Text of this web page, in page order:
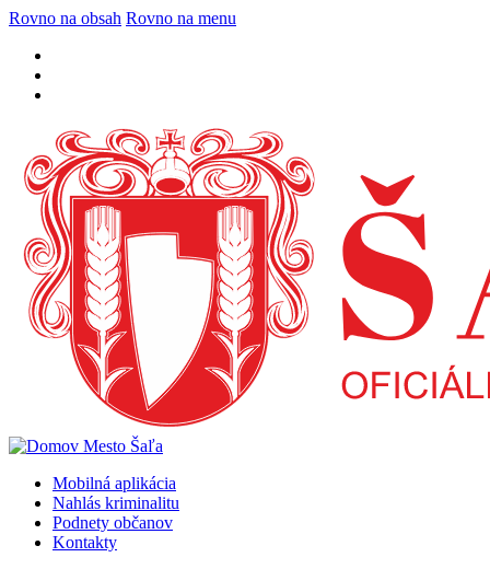
Rovno na obsah Rovno na menu
Mobilná aplikácia
Nahlás kriminalitu
Podnety občanov
Kontakty